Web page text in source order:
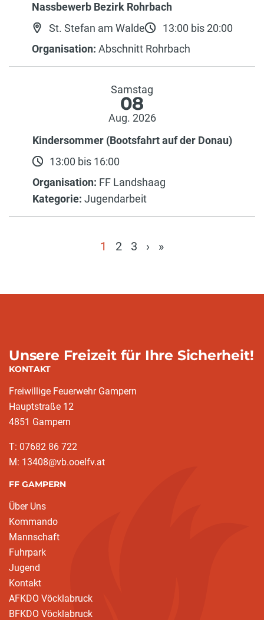
Nassbewerb Bezirk Rohrbach
St. Stefan am Walde
13:00 bis 20:00
Organisation: Abschnitt Rohrbach
Samstag
08
Aug. 2026
Kindersommer (Bootsfahrt auf der Donau)
13:00 bis 16:00
Organisation: FF Landshaag
Kategorie: Jugendarbeit
1 2 3 › »
Unsere Freizeit für Ihre Sicherheit!
KONTAKT
Freiwillige Feuerwehr Gampern
Hauptstraße 12
4851 Gampern
T: 07682 86 722
M: 13408@vb.ooelfv.at
FF GAMPERN
Über Uns
Kommando
Mannschaft
Fuhrpark
Jugend
Kontakt
AFKDO Vöcklabruck
BFKDO Vöcklabruck